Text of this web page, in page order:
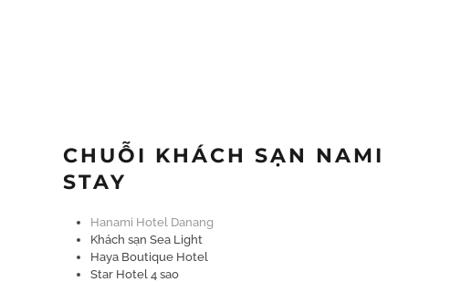
CHUỖI KHÁCH SẠN NAMI
STAY
Hanami Hotel Danang
Khách sạn Sea Light
Haya Boutique Hotel
Star Hotel 4 sao